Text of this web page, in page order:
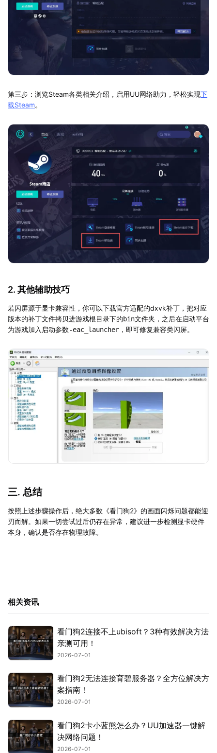
第三步：浏览Steam各类相关介绍，启用UU网络助力，轻松实现下
载Steam。
2. 其他辅助技巧
若闪屏源于显卡兼容性，你可以下载官方适配的dxvk补丁，把对应
版本的补丁文件拷贝进游戏根目录下的bin文件夹，之后在启动平台
为游戏加入启动参数-eac_launcher ，即可修复兼容类闪屏。
三. 总结
按照上述步骤操作后，绝大多数《看门狗2》的画面闪烁问题都能迎
刃而解。如果一切尝试过后仍存在异常，建议进一步检测显卡硬件
本身，确认是否存在物理故障。
相关资讯
看门狗2连接不上ubisoft？3种有效解决方法
亲测可用！
2026-07-01
看门狗2无法连接育碧服务器？全方位解决方
案指南！
2026-07-01
看门狗2卡小蓝熊怎么办？UU加速器一键解
决网络问题！
2026-07-01